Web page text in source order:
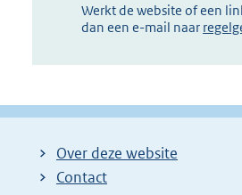
Werkt de website of een
dan een e-mail naar
Over deze website
Contact